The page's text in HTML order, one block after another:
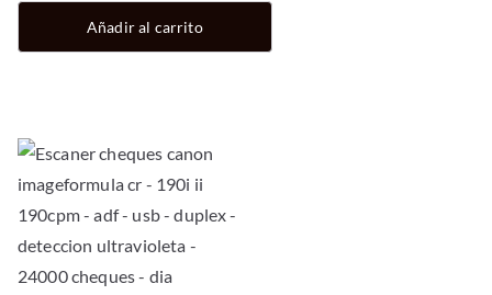
Añadir al carrito